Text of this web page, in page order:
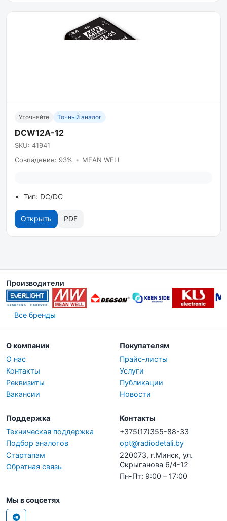
Уточняйте Точный аналог
DCW12A-12
SKU: 41941
Совпадение: 93% • MEAN WELL
Тип: DC/DC
Открыть PDF
Производители
Все бренды
О компании
О нас
Контакты
Реквизиты
Вакансии
Покупателям
Прайс-листы
Услуги
Публикации
Новости
Поддержка
Техническая поддержка
Подбор аналогов
Стартапам
Обратная связь
Контакты
+375(17)355-88-33
opt@radiodetali.by
220073, г.Минск, ул.
Скрыганова 6/4-12
Пн-Пт: 9:00 – 17:00
Мы в соцсетях